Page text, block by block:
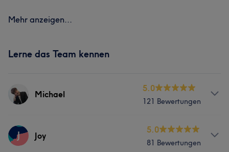
Mehr anzeigen...
Lerne das Team kennen
Michael
5.0
121 Bewertungen
Info
Hallo, ich bin Michael 🤗 – Friseur aus Leidenschaft mit
J Joy
5.0
81 Bewertungen